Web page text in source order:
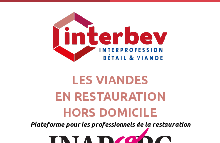
LES VIANDES
EN RESTAURATION
HORS DOMICILE
Plateforme pour les professionnels de la restauration